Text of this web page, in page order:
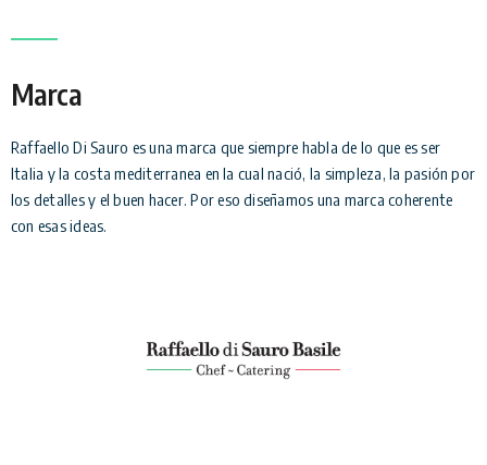
Marca
Raffaello Di Sauro es una marca que siempre habla de lo que es ser
Italia y la costa mediterranea en la cual nació, la simpleza, la pasión por
los detalles y el buen hacer. Por eso diseñamos una marca coherente
con esas ideas.